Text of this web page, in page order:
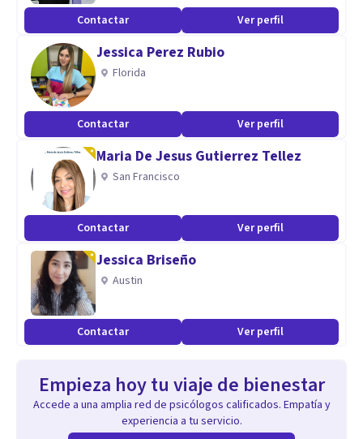
identificar y cambiar patrones de pensamiento y
comportamiento negativos.
*Habilidades*
- *Terapia cognitivo-conductual*:
- *Evaluación y diagnóstico*:
- *Comunicación efectiva*:
*¿Qué puedo ofrecer?*
- *Terapia personalizada*
- *Técnicas cognitivo-conductuales
*¿Estás listo para empezar?* No dudes en contactarme
para programar una sesión y trabajar juntos para mejorar
tu bienestar emocional.
Especialidad
Terapias individuales
Contactar Ver perfil
Jessica Perez Rubio
Florida
Contactar Ver perfil
Maria De Jesus Gutierrez Tellez
San Francisco
Contactar Ver perfil
Jessica Briseño
Austin
Contactar Ver perfil
Empieza hoy tu viaje de bienestar
Accede a una amplia red de psicólogos calificados. Empatía y
experiencia a tu servicio.